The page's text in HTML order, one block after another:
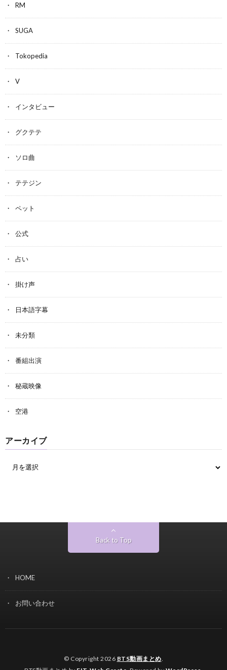
RM
SUGA
Tokopedia
V
インタビュー
グクテテ
ソロ曲
テテジン
ペット
公式
占い
掛け声
日本語字幕
未分類
番組出演
秘蔵映像
空港
アーカイブ
Back to Top
HOME
お問い合わせ
© Copyright 2026 BTS動画まとめ